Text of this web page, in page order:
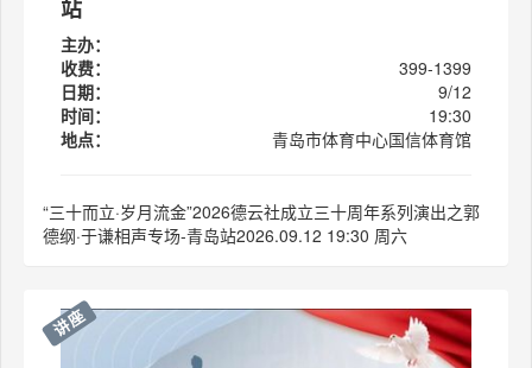
站
主办：
收费：
399-1399
日期：
9/12
时间：
19:30
地点：
青岛市体育中心国信体育馆
“三十而立·岁月流金”2026德云社成立三十周年系列演出之郭
德纲·于谦相声专场-青岛站2026.09.12 19:30 周六
讲座